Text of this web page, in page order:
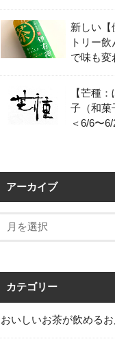
新しい【
トリー
で味も変
【芒種
子（和菓
＜6/6〜6/
アーカイブ
カテゴリー
おいしいお茶が飲める